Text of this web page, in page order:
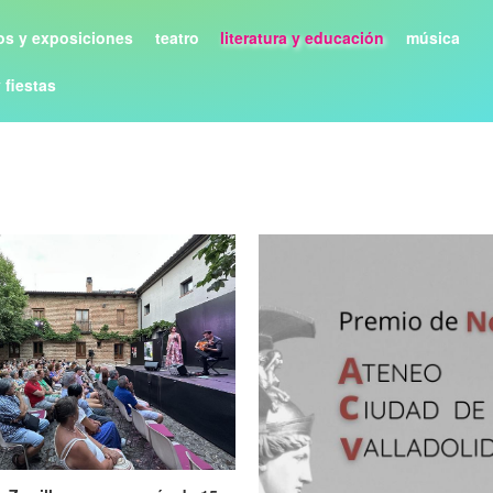
y exposiciones teatro literatura y educación música
fiestas